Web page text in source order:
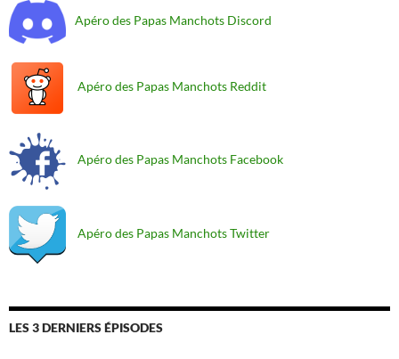
Apéro des Papas Manchots Discord
Apéro des Papas Manchots Reddit
Apéro des Papas Manchots Facebook
Apéro des Papas Manchots Twitter
LES 3 DERNIERS ÉPISODES